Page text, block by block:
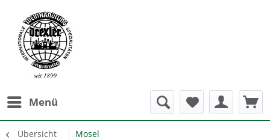
Menü
Übersicht Mosel